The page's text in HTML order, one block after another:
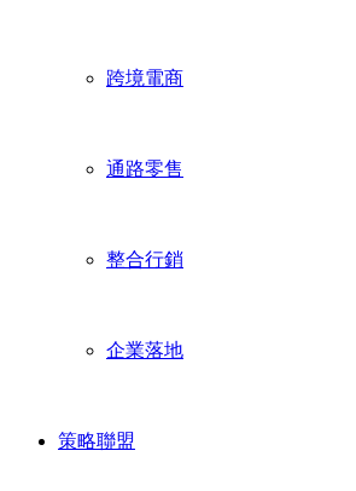
跨境電商
通路零售
整合行銷
企業落地
策略聯盟